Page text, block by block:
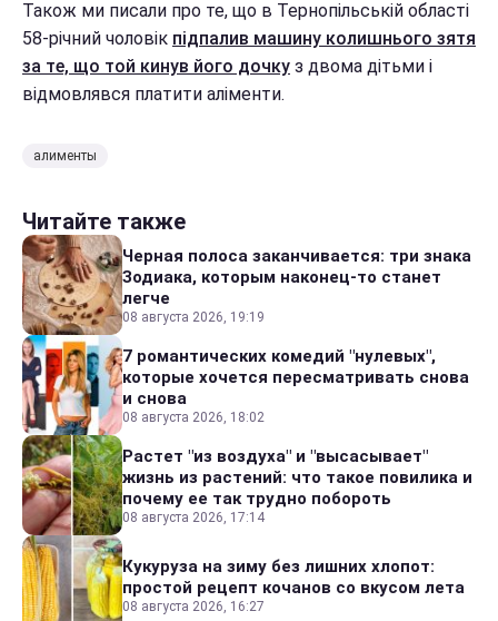
Також ми писали про те, що в Тернопільській області
58-річний чоловік підпалив машину колишнього зятя
за те, що той кинув його дочку з двома дітьми і
відмовлявся платити аліменти.
алименты
Читайте также
Черная полоса заканчивается: три знака
Зодиака, которым наконец-то станет
легче
08 августа 2026, 19:19
7 романтических комедий "нулевых",
которые хочется пересматривать снова
и снова
08 августа 2026, 18:02
Растет "из воздуха" и "высасывает"
жизнь из растений: что такое повилика и
почему ее так трудно побороть
08 августа 2026, 17:14
Кукуруза на зиму без лишних хлопот:
простой рецепт кочанов со вкусом лета
08 августа 2026, 16:27